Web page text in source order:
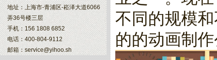
地址：上海市-青浦区-崧泽大道6066
弄36号楼三层
手机：156 1808 6852
电话：400-804-9112
邮箱：service@yihoo.sh
不同的规模
的的动画制